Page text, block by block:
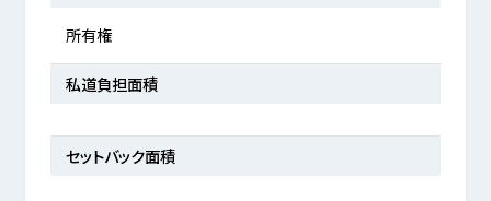
所有権
私道負担面積
セットバック面積